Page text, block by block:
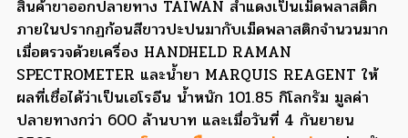
สินค้าขาออกปลายทาง TAIWAN สำแดงเป็นเม็ดพลาสติก
ภายในปรากฏก้อนสีขาวปะปนมากับเม็ดพลาสติกจำนวนมาก
เมื่อตรวจด้วยเครื่อง HANDHELD RAMAN
SPECTROMETER และน้ำยา MARQUIS REAGENT ให้
ผลที่เชื่อได้ว่าเป็นเฮโรอีน น้ำหนัก 101.85 กิโลกรัม มูลค่า
ปลายทางกว่า 600 ล้านบาท และเมื่อวันที่ 4 กันยายน